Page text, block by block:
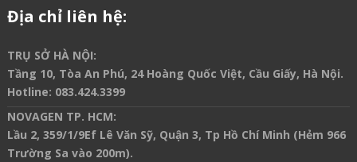
Địa chỉ liên hệ:
TRỤ SỞ HÀ NỘI:
Tầng 10, Tòa An Phú, 24 Hoàng Quốc Việt, Cầu Giấy, Hà Nội.
Hotline: 083.424.3399
NOVAGEN TP. HCM:
Lầu 2, 359/1/9Ef Lê Văn Sỹ, Quận 3, Tp Hồ Chí Minh (Hẻm 966
Trường Sa vào 200m).